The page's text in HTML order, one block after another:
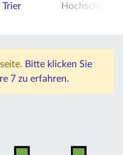
Hochschule
Bitte klicken Sie
7 zu erfahren.